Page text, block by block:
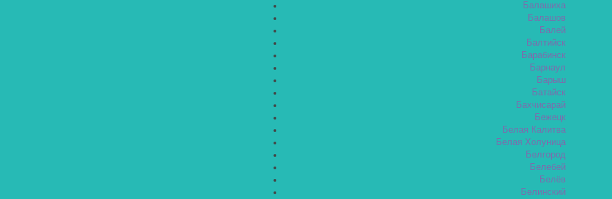
Балашиха
Балашов
Балей
Балтийск
Барабинск
Барнаул
Барыш
Батайск
Бахчисарай
Бежецк
Белая Калитва
Белая Холуница
Белгород
Белебей
Белёв
Белинский